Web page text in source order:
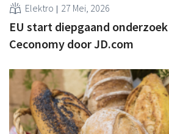
Elektro 27 Mei, 2026
EU start diepgaand
Ceconomy door JD.com